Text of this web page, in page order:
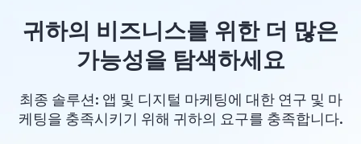
귀하의 비즈니스를 위한 더 많은
가능성을 탐색하세요
최종 솔루션: 앱 및 디지털 마케팅에 대한 연구 및 마
케팅을 충족시키기 위해 귀하의 요구를 충족합니다.